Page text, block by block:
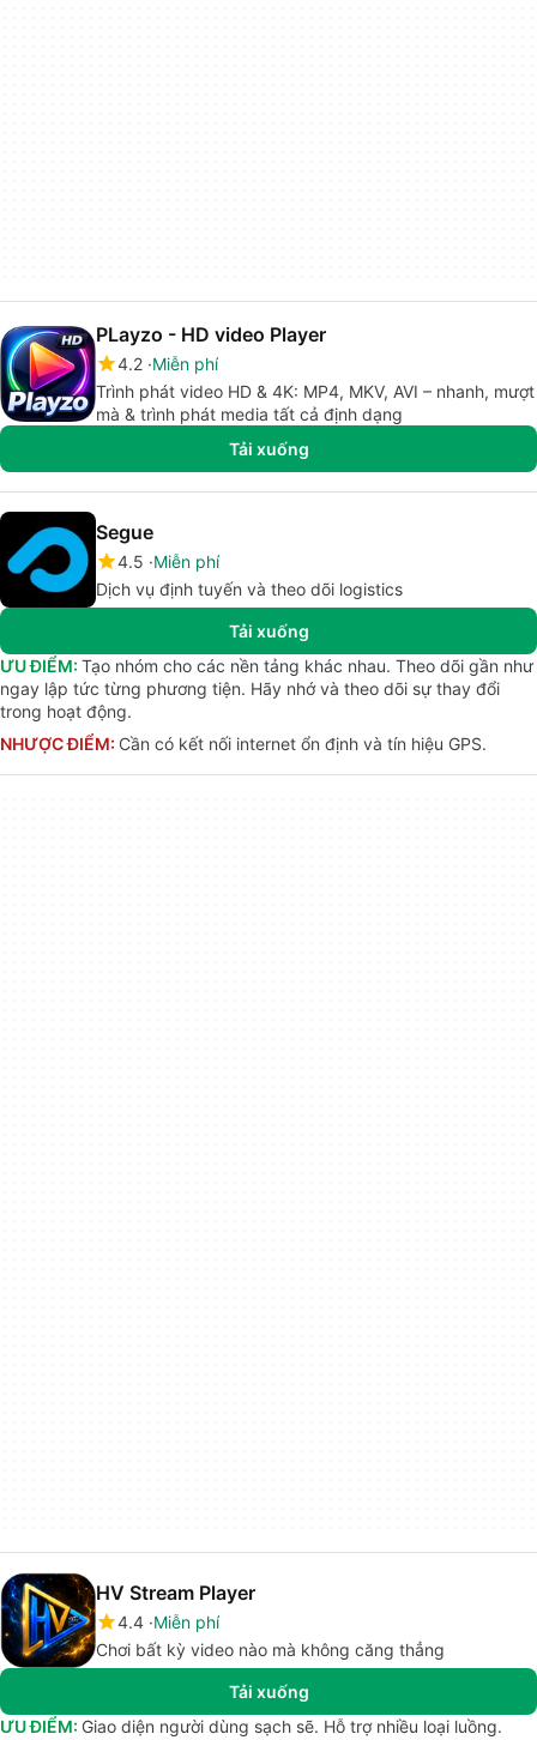
PLayzo - HD video Player
4.2 Miễn phí
Trình phát video HD & 4K: MP4, MKV, AVI – nhanh, mượt
mà & trình phát media tất cả định dạng
Tải xuống
Segue
4.5 Miễn phí
Dịch vụ định tuyến và theo dõi logistics
Tải xuống
ƯU ĐIỂM: Tạo nhóm cho các nền tảng khác nhau. Theo dõi gần như
ngay lập tức từng phương tiện. Hãy nhớ và theo dõi sự thay đổi
trong hoạt động.
NHƯỢC ĐIỂM: Cần có kết nối internet ổn định và tín hiệu GPS.
HV Stream Player
4.4 Miễn phí
Chơi bất kỳ video nào mà không căng thẳng
Tải xuống
ƯU ĐIỂM: Giao diện người dùng sạch sẽ. Hỗ trợ nhiều loại luồng.